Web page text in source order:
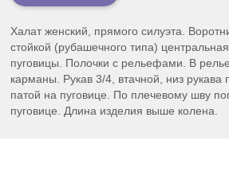
Халат женский, прямого силуэта.
стойкой (рубашечного типа)
пуговицы. Полочки с рельефами. В
карманы. Рукав 3/4, втачной, низ рукава
патой на пуговице. По плечевому шву
пуговице. Длина изделия выше колена.